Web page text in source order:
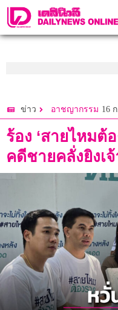
ข่าว อาชญากรรม 16
ร้อง ‘สายไหมต้
คดีชายคลั่งยิงเ